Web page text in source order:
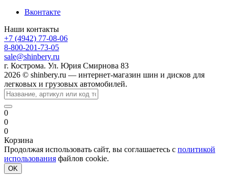
Вконтакте
Наши контакты
+7 (4942) 77-08-06
8-800-201-73-05
sale@shinbery.ru
г. Кострома. Ул. Юрия Смирнова 83
2026 © shinbery.ru — интернет-магазин шин и дисков для
легковых и грузовых автомобилей.
0
0
0
Корзина
Продолжая использовать сайт, вы соглашаетесь с политикой
использования файлов cookie.
OK